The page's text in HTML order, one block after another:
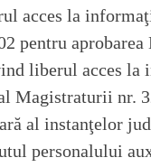
acces la
pentru
liberul acces
Magistraturii nr.
al instanţelor
personalului